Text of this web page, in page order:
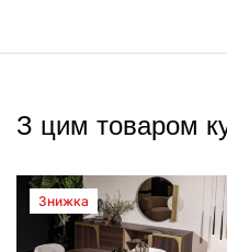
З цим товаром
Знижка